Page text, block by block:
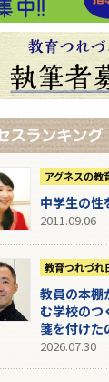
アグネスの教
中学生の性
2011.09.06
教育つれづれ
教員の本棚
む学校のつ
箋を付けた
2026.07.30